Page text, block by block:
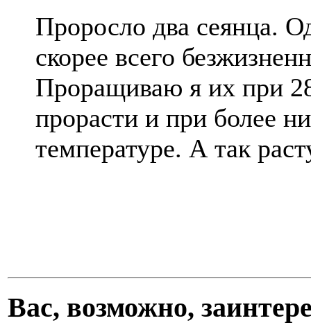
Проросло два сеянца.
скорее всего
Проращиваю я их при
прорасти и при более
температуре. А так
Вас, возможно,